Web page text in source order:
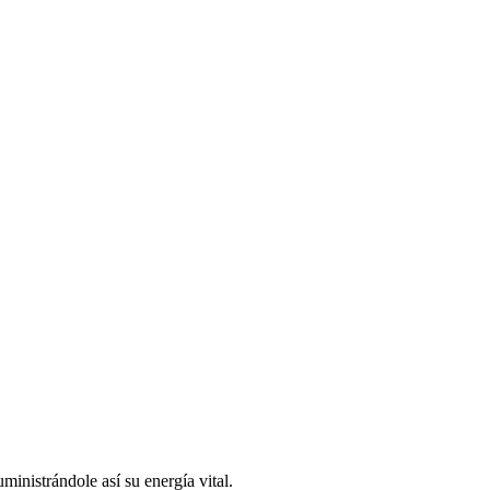
así su energía vital.